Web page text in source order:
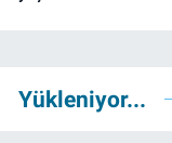
Yükleniyor...